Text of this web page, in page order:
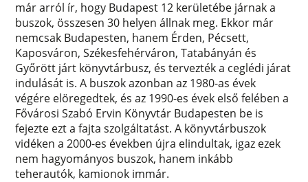
már arról ír, hogy Budapest 12 kerületébe járnak a
buszok, összesen 30 helyen állnak meg. Ekkor már
nemcsak Budapesten, hanem Érden, Pécsett,
Kaposváron, Székesfehérváron, Tatabányán és
Győrött járt könyvtárbusz, és tervezték a ceglédi járat
indulását is. A buszok azonban az 1980-as évek
végére elöregedtek, és az 1990-es évek első felében a
Fővárosi Szabó Ervin Könyvtár Budapesten be is
fejezte ezt a fajta szolgáltatást. A könyvtárbuszok
vidéken a 2000-es években újra elindultak, igaz ezek
nem hagyományos buszok, hanem inkább
teherautók, kamionok immár.